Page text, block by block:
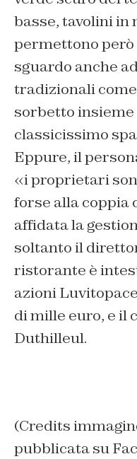
basse, tavolini in
permettono però
sguardo anche
tradizionali
sorbetto
classicissimo
Eppure, il
«i proprietari
forse alla coppia
affidata la
soltanto il
ristorante è
azioni
di mille euro, e il
Duthilleul.
(Credits
pubblicata su